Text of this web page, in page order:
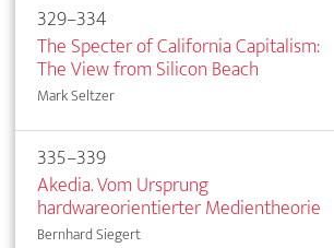
329–334
The Specter of California Capitalism:
The View from Silicon Beach
Mark Seltzer
335–339
Akedia. Vom Ursprung
hardwareorientierter Medientheorie
Bernhard Siegert